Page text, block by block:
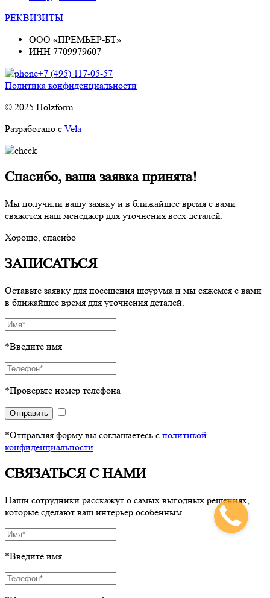
РЕКВИЗИТЫ
OOO «ПРЕМЬЕР-БТ»
ИНН 7709979607
+7 (495) 117-05-57
Политика конфиденциальности
© 2025 Holzform
Разработано с Vela
Спасибо, ваша заявка принята!
Мы получили вашу заявку и в ближайшее время с вами
свяжется наш менеджер для уточнения всех деталей.
Хорошо, спасибо
ЗАПИСАТЬСЯ
Оставьте заявку для посещения шоурума и мы сяжемся с вами
в ближайшее время для уточнения деталей.
*Введите имя
*Проверьте номер телефона
Отправить
*Отправляя форму вы соглашаетесь с политикой
конфиденциальности
СВЯЗАТЬСЯ С НАМИ
Наши сотрудники расскажут о самых выгодных решениях,
которые сделают ваш интерьер особенным.
*Введите имя